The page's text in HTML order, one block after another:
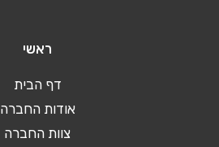
ראשי
דף הבית
אודות החברה
צוות החברה